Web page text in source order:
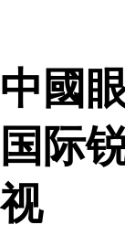
中國
国际
视